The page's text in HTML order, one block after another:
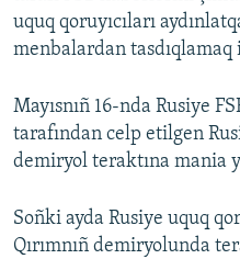
uquq qoruyıcıları
menbalardan tasdıqlamaq
Mayısnıñ 16-nda Rusiye
tarafından celp etilgen
demiryol teraktına mania
Soñki ayda Rusiye uquq
Qırımnıñ demiryolunda